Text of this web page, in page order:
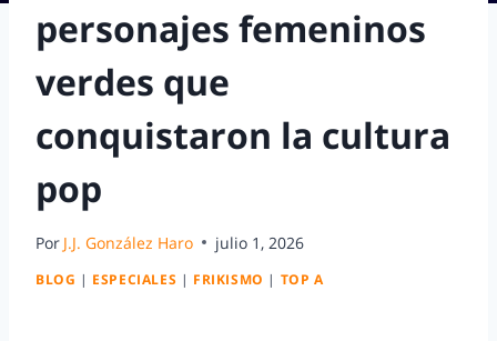
personajes femeninos
verdes que
conquistaron la cultura
pop
Por J.J. González Haro julio 1, 2026
BLOG | ESPECIALES | FRIKISMO | TOP A